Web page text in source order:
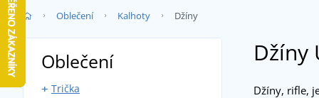
Oblečení Kalhoty Džíny
Džíny
Džíny, rifle,
Oblečení
Trička